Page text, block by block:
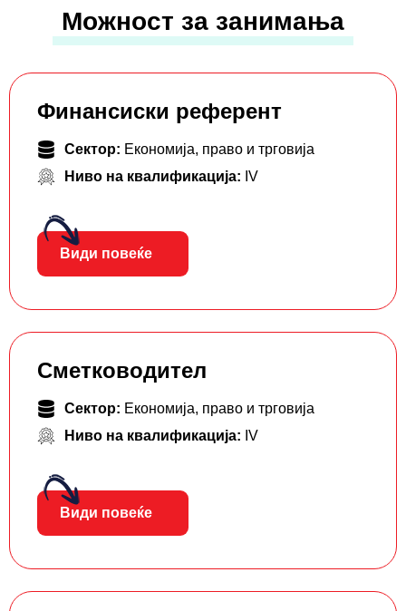
Можност за занимања
Финансиски референт
Сектор: Економија, право и трговија
Ниво на квалификација: IV
Види повеќе
Сметководител
Сектор: Економија, право и трговија
Ниво на квалификација: IV
Види повеќе